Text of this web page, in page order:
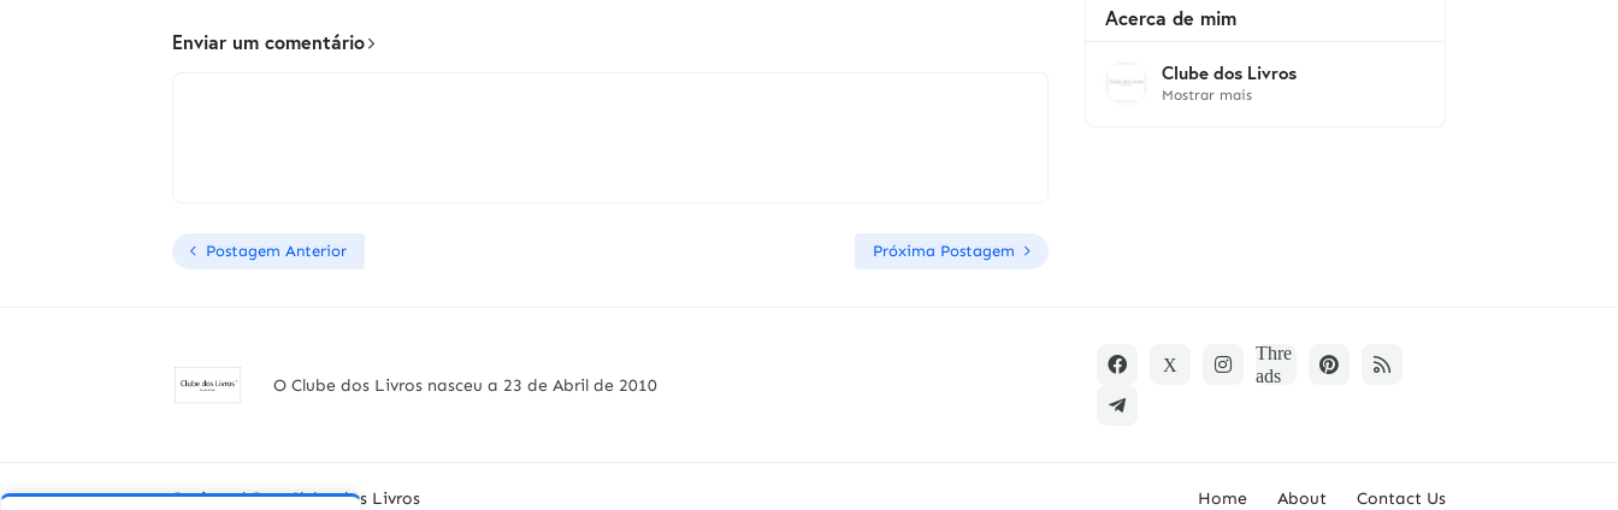
Enviar um comentário
Postagem Anterior Próxima Postagem
Acerca de mim
Clube dos Livros
Mostrar mais
O Clube dos Livros nasceu a 23 de Abril de 2010
Designed By -Clube dos Livros Home About Contact Us